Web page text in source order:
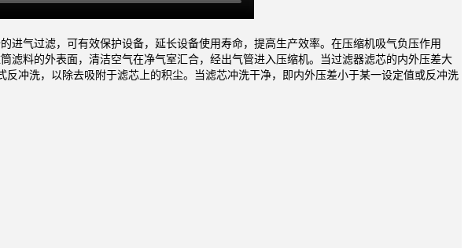
气过滤，可有效保护设备，延长设备使用寿命，提高生产效率。在压缩机吸气负压作用
料的外表面，清洁空气在净气室汇合，经出气管进入压缩机。当过滤器滤芯的内外压差大
冲洗，以除去吸附于滤芯上的积尘。当滤芯冲洗干净，即内外压差小于某一设定值或反冲洗